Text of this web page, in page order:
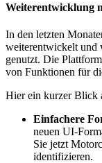
Weiterentwicklung
In den letzten
weiterentwickelt und
genutzt. Die
von Funktionen für
Hier ein kurzer Blick
Einfachere
neuen UI-
Sie jetzt
identifizieren.